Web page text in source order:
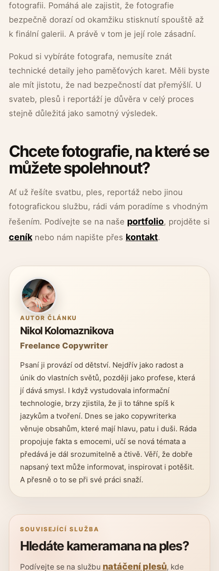
fotografii. Pomáhá ale zajistit, že fotografie
bezpečně dorazí od okamžiku stisknutí spouště až
k finální galerii. A právě v tom je její role zásadní.
Pokud si vybíráte fotografa, nemusíte znát
technické detaily jeho paměťových karet. Měli byste
ale mít jistotu, že nad bezpečností dat přemýšlí. U
svateb, plesů i reportáží je důvěra v celý proces
stejně důležitá jako samotný výsledek.
Chcete fotografie, na které se
můžete spolehnout?
Ať už řešíte svatbu, ples, reportáž nebo jinou
fotografickou službu, rádi vám poradíme s vhodným
řešením. Podívejte se na naše portfolio, projděte si
ceník nebo nám napište přes kontakt.
AUTOR ČLÁNKU
Nikol Kolomaznikova
Freelance Copywriter
Psaní ji provází od dětství. Nejdřív jako radost a
únik do vlastních světů, později jako profese, která
jí dává smysl. I když vystudovala informační
technologie, brzy zjistila, že ji to táhne spíš k
jazykům a tvoření. Dnes se jako copywriterka
věnuje obsahům, které mají hlavu, patu i duši. Ráda
propojuje fakta s emocemi, učí se nová témata a
předává je dál srozumitelně a čtivě. Věří, že dobře
napsaný text může informovat, inspirovat i potěšit.
A přesně o to se při své práci snaží.
SOUVISEJÍCÍ SLUŽBA
Hledáte kameramana na ples?
Podívejte se na službu natáčení plesů, kde